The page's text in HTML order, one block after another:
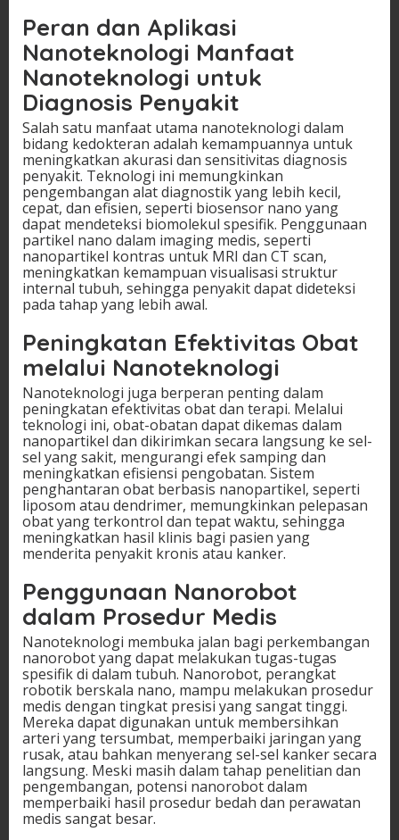
Peran dan Aplikasi
Nanoteknologi Manfaat
Nanoteknologi untuk
Diagnosis Penyakit
Salah satu manfaat utama nanoteknologi dalam
bidang kedokteran adalah kemampuannya untuk
meningkatkan akurasi dan sensitivitas diagnosis
penyakit. Teknologi ini memungkinkan
pengembangan alat diagnostik yang lebih kecil,
cepat, dan efisien, seperti biosensor nano yang
dapat mendeteksi biomolekul spesifik. Penggunaan
partikel nano dalam imaging medis, seperti
nanopartikel kontras untuk MRI dan CT scan,
meningkatkan kemampuan visualisasi struktur
internal tubuh, sehingga penyakit dapat dideteksi
pada tahap yang lebih awal.
Peningkatan Efektivitas Obat
melalui Nanoteknologi
Nanoteknologi juga berperan penting dalam
peningkatan efektivitas obat dan terapi. Melalui
teknologi ini, obat-obatan dapat dikemas dalam
nanopartikel dan dikirimkan secara langsung ke sel-
sel yang sakit, mengurangi efek samping dan
meningkatkan efisiensi pengobatan. Sistem
penghantaran obat berbasis nanopartikel, seperti
liposom atau dendrimer, memungkinkan pelepasan
obat yang terkontrol dan tepat waktu, sehingga
meningkatkan hasil klinis bagi pasien yang
menderita penyakit kronis atau kanker.
Penggunaan Nanorobot
dalam Prosedur Medis
Nanoteknologi membuka jalan bagi perkembangan
nanorobot yang dapat melakukan tugas-tugas
spesifik di dalam tubuh. Nanorobot, perangkat
robotik berskala nano, mampu melakukan prosedur
medis dengan tingkat presisi yang sangat tinggi.
Mereka dapat digunakan untuk membersihkan
arteri yang tersumbat, memperbaiki jaringan yang
rusak, atau bahkan menyerang sel-sel kanker secara
langsung. Meski masih dalam tahap penelitian dan
pengembangan, potensi nanorobot dalam
memperbaiki hasil prosedur bedah dan perawatan
medis sangat besar.